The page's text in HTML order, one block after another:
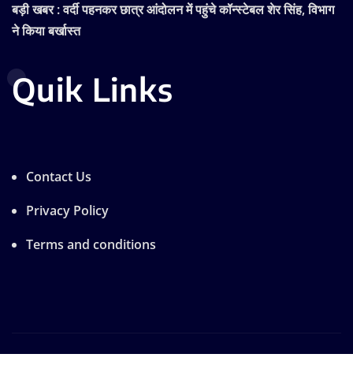
बड़ी खबर : वर्दी पहनकर छात्र आंदोलन में पहुंचे कॉन्स्टेबल शेर सिंह, विभाग
ने किया बर्खास्त
Quik Links
Contact Us
Privacy Policy
Terms and conditions